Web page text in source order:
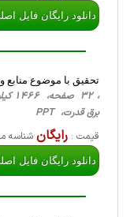
دانلود رایگان فایل
تحقیق با موضوع منابع
،
برق قدرت، PPT
قیمت : رایگانشناسه
دانلود رایگان فایل